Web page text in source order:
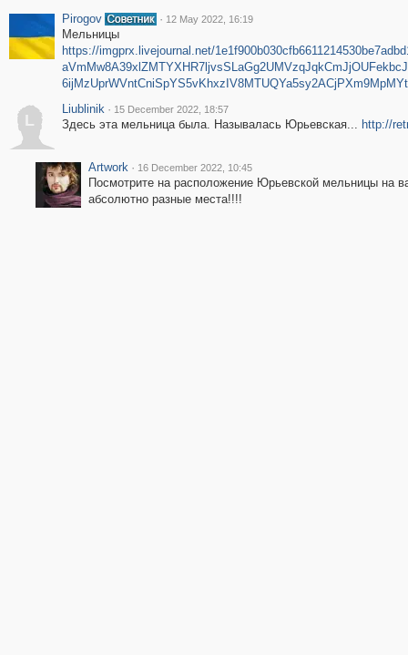
Pirogov · 12 May 2022, 16:19
Мельницы
https://imgprx.livejournal.net/
L
Liublinik · 15 December 2022, 18:57
Здесь эта мельница была. Называлась Юрьевская... http://
Artwork · 16 December 2022, 10:45
Посмотрите на расположение Юрьевской мельницы на
абсолютно разные места!!!!